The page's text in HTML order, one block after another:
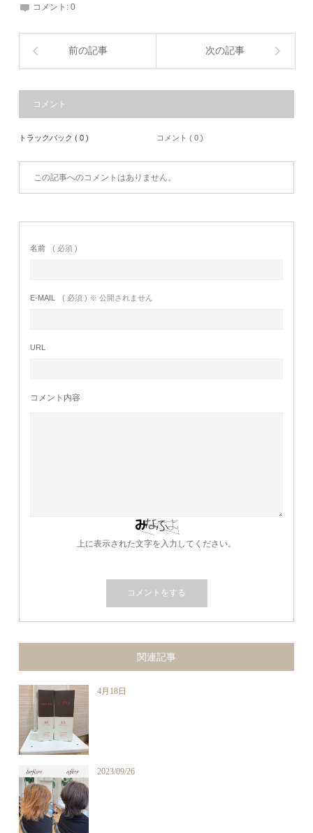
コメント:0
前の記事 次の記事
コメント
トラックバック ( 0 ) コメント ( 0 )
この記事へのコメントはありません。
名前 ( 必須 )
E-MAIL ( 必須 ) ※ 公開されません
URL
コメント内容
上に表示された文字を入力してください。
関連記事
4月18日
2023/09/26